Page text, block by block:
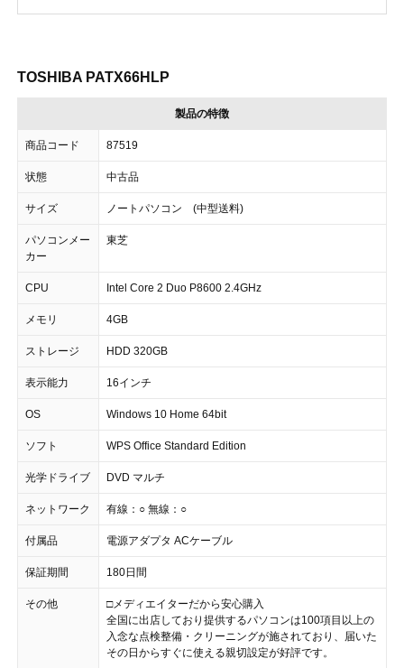
TOSHIBA PATX66HLP
製品の特徴
商品コード 87519
状態 中古品
サイズ ノートパソコン (中型送料)
パソコンメー
カー
東芝
CPU Intel Core 2 Duo P8600 2.4GHz
メモリ 4GB
ストレージ HDD 320GB
表示能力 16インチ
OS Windows 10 Home 64bit
ソフト WPS Office Standard Edition
光学ドライブ DVD マルチ
ネットワーク 有線：○ 無線：○
付属品 電源アダプタ ACケーブル
保証期間 180日間
その他
□メディエイターだから安心購入
全国に出店しており提供するパソコンは100項目以上の
入念な点検整備・クリーニングが施されており、届いた
その日からすぐに使える親切設定が好評です。